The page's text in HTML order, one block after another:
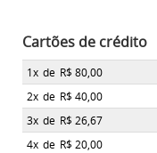
Cartões de crédito
1x de R$ 80,00
2x de R$ 40,00
3x de R$ 26,67
4x de R$ 20,00